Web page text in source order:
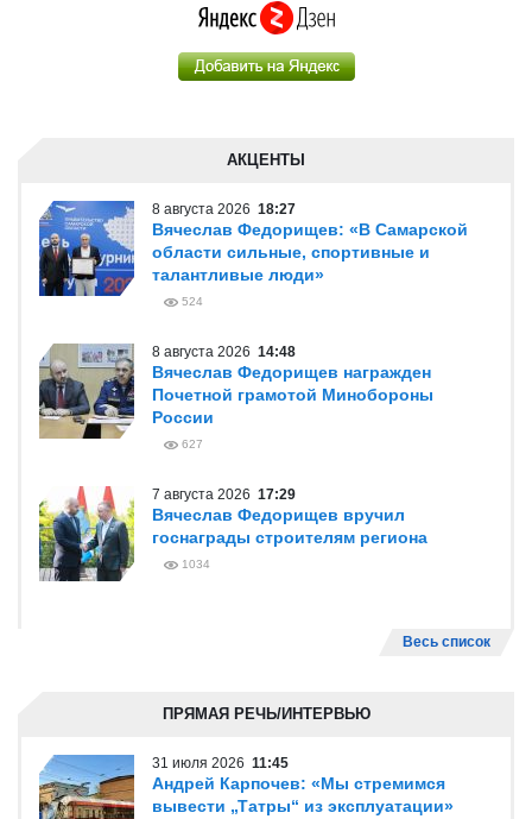
АКЦЕНТЫ
8 августа 2026 18:27
Вячеслав Федорищев: «В Самарской
области сильные, спортивные и
талантливые люди»
524
8 августа 2026 14:48
Вячеслав Федорищев награжден
Почетной грамотой Минобороны
России
627
7 августа 2026 17:29
Вячеслав Федорищев вручил
госнаграды строителям региона
1034
Весь список
ПРЯМАЯ РЕЧЬ/ИНТЕРВЬЮ
31 июля 2026 11:45
Андрей Карпочев: «Мы стремимся
вывести „Татры“ из эксплуатации»